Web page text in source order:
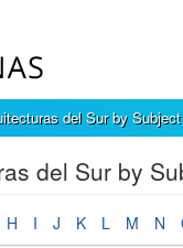
del Sur by Subject
del Sur by
H I J K L M N